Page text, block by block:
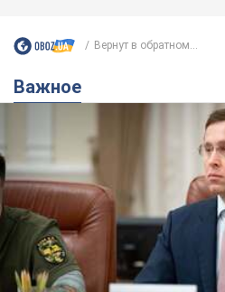
зарплаты: Корецкий
Одновременно с повышением
правительство объявило об
стипендий
7.08.2026 00:29
Сколько баллистических
перехватила украинская
июле: в Минобороны